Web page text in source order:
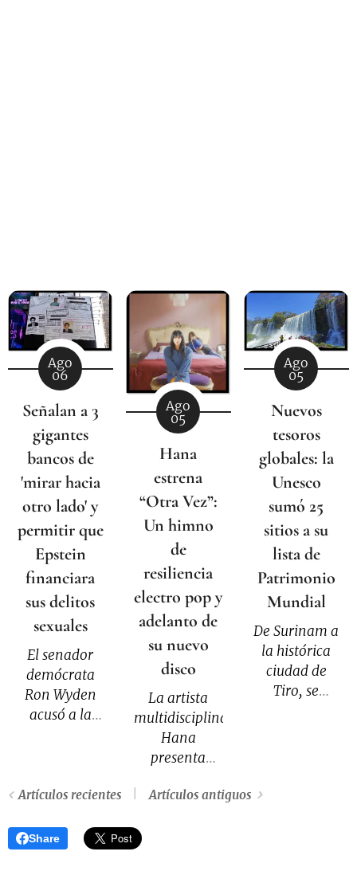
Ago
06
Señalan a 3
gigantes
bancos de
'mirar hacia
otro lado' y
permitir que
Epstein
financiara
sus delitos
sexuales
El senador
demócrata
Ron Wyden
acusó a la
burlarse "de
investigar el
papel que
Ago
05
Hana
estrena
“Otra Vez”:
Un himno
de
resiliencia
electro pop y
adelanto de
su nuevo
disco
La artista
multidisciplinaria
Hana
presenta
más reciente
Ago
05
Nuevos
tesoros
globales: la
Unesco
sumó 25
sitios a su
lista de
Patrimonio
Mundial
De Surinam a
la histórica
ciudad de
Tiro, se
Artículos recientes Artículos antiguos
Share